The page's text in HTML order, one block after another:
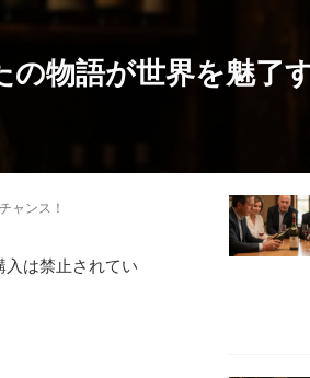
物語が世界を魅了
ャンス！
は禁止されてい